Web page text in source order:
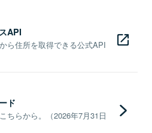
API
ら住所を取得できる公式API
ド
ちらから。（2026年7月31日